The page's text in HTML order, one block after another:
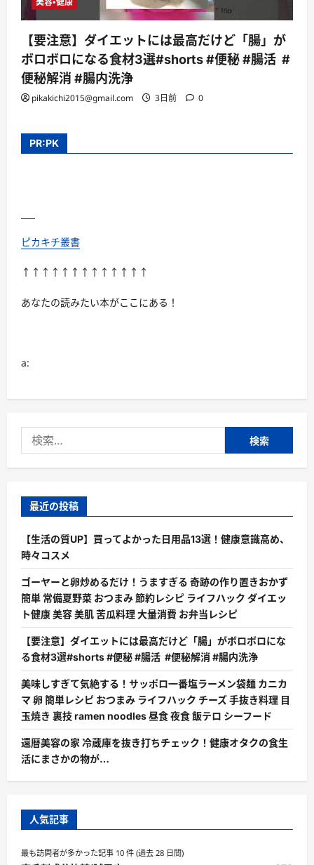
【要注意】ダイエットには最高だけど「腸」が
ボロボロになる食材3選#shorts #便秘 #腸活 #
便秘解消 #腸内洗浄
pikakichi2015@gmail.com 3日前 0
PR:PK
ピカキチ叢書
↑↑↑↑↑↑↑↑↑↑↑↑↑
あなたの読みたい本がここにある！
a:
索:
最近の投稿
【生活の質UP】買ってよかった日用品13選！健康意識高め、
時々コスメ
ゴーヤーと卵炒めるだけ！うますぎる 奇跡の作り置きおかず
簡単 常備夏野菜 おつまみ 節約レシピ ライフハック ダイエッ
ト健康 美容 美肌 苦瓜料理 大量消費 お弁当レシピ
【要注意】ダイエットには最高だけど「腸」がボロボロにな
る食材3選#shorts #便秘 #腸活 #便秘解消 #腸内洗浄
美味しすぎて気絶する！サッポロ一番塩ラーメン袋麺 カニカ
マ 卵 簡単レシピ おつまみ ライフハック チーズ 手抜き料理 目
玉焼き 裏技 ramen noodles 昼食 夜食 飯テロ シーフード
還暦美容の家 冷蔵庫を抜き打ちチェック！健康オタクの食生
活にまさかの物が…
人気記事
最も訪問者が多かった記事 10 件 (過去 28 日間)